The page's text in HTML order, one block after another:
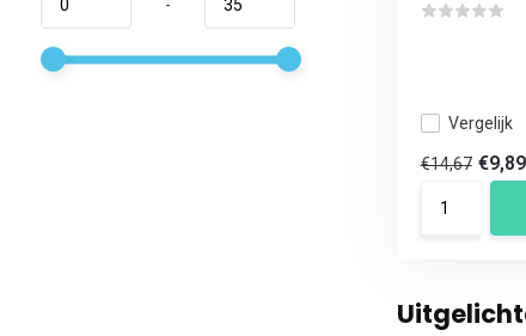
-
Vergelijk
€14,67 €9,89